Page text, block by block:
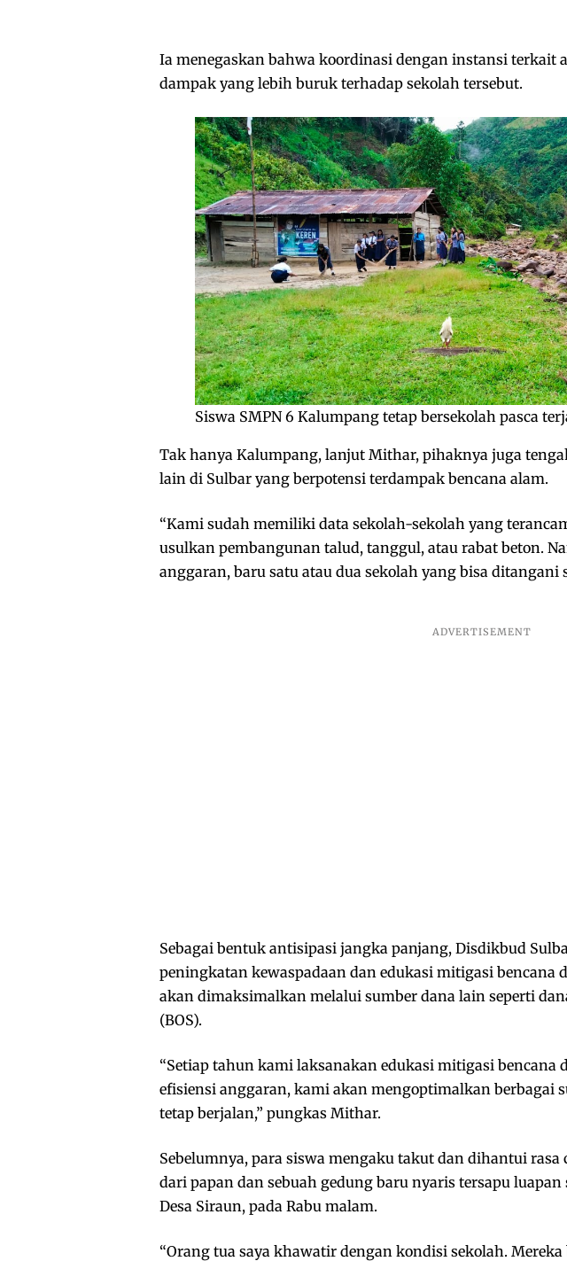
Ia menegaskan bahwa koordinasi dengan instansi terkait
dampak yang lebih buruk terhadap sekolah tersebut.
Siswa SMPN 6 Kalumpang tetap bersekolah pasca
Tak hanya Kalumpang, lanjut Mithar, pihaknya juga
lain di Sulbar yang berpotensi terdampak bencana alam.
“Kami sudah memiliki data sekolah-sekolah yang
usulkan pembangunan talud, tanggul, atau rabat beton.
anggaran, baru satu atau dua sekolah yang bisa ditangani
Sebagai bentuk antisipasi jangka panjang, Disdikbud
peningkatan kewaspadaan dan edukasi mitigasi bencana
akan dimaksimalkan melalui sumber dana lain seperti
(BOS).
“Setiap tahun kami laksanakan edukasi mitigasi bencana
efisiensi anggaran, kami akan mengoptimalkan berbagai
tetap berjalan,” pungkas Mithar.
Sebelumnya, para siswa mengaku takut dan dihantui rasa
dari papan dan sebuah gedung baru nyaris tersapu
Desa Siraun, pada Rabu malam.
“Orang tua saya khawatir dengan kondisi sekolah.